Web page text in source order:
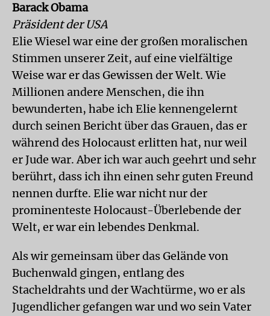
Barack Obama
Präsident der USA
Elie Wiesel war eine der großen moralischen
Stimmen unserer Zeit, auf eine vielfältige
Weise war er das Gewissen der Welt. Wie
Millionen andere Menschen, die ihn
bewunderten, habe ich Elie kennengelernt
durch seinen Bericht über das Grauen, das er
während des Holocaust erlitten hat, nur weil
er Jude war. Aber ich war auch geehrt und sehr
berührt, dass ich ihn einen sehr guten Freund
nennen durfte. Elie war nicht nur der
prominenteste Holocaust-Überlebende der
Welt, er war ein lebendes Denkmal.
Als wir gemeinsam über das Gelände von
Buchenwald gingen, entlang des
Stacheldrahts und der Wachtürme, wo er als
Jugendlicher gefangen war und wo sein Vater